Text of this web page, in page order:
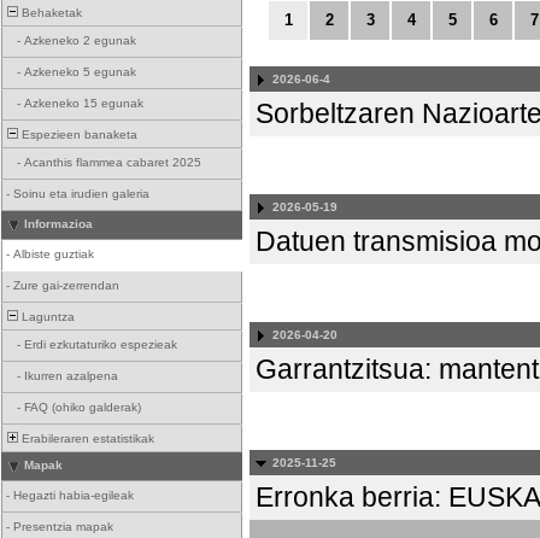
Behaketak
- Azkeneko 2 egunak
- Azkeneko 5 egunak
- Azkeneko 15 egunak
Espezieen banaketa
- Acanthis flammea cabaret 2025
- Soinu eta irudien galeria
Informazioa
- Albiste guztiak
- Zure gai-zerrendan
Laguntza
- Erdi ezkutaturiko espezieak
- Ikurren azalpena
- FAQ (ohiko galderak)
Erabileraren estatistikak
Mapak
- Hegazti habia-egileak
- Presentzia mapak
1 2 3 4 5 6 7
2026-06-4
Sorbeltzaren
2026-05-19
Datuen transmisioa
2026-04-20
Garrantzitsua:
2025-11-25
Erronka berria: